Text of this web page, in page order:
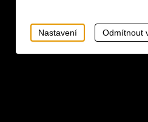
Nastavení Odmítnout